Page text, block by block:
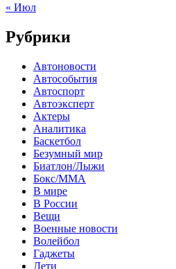
« Июл
Рубрики
Автоновости
Автособытия
Автоспорт
Автоэксперт
Актеры
Аналитика
Баскетбол
Безумный мир
Биатлон/Лыжи
Бокс/MMA
В мире
В России
Вещи
Военные новости
Волейбол
Гаджеты
Дети